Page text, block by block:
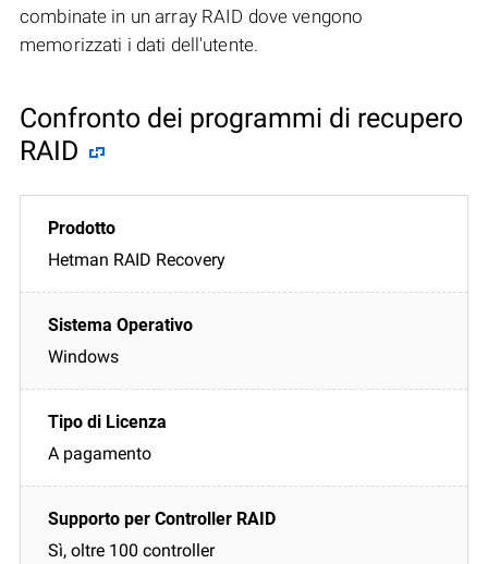
combinate in un array RAID dove vengono
memorizzati i dati dell'utente.
Confronto dei programmi di recupero
RAID
Hetman RAID Recovery
Windows
A pagamento
Sì, oltre 100 controller